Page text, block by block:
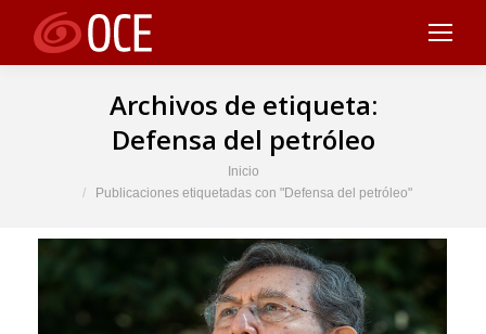
Archivos de etiqueta:
Defensa del petróleo
Inicio
Publicaciones etiquetadas con "Defensa del petróleo"